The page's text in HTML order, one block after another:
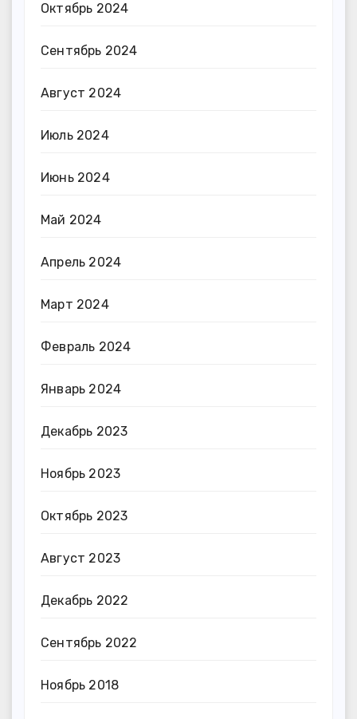
Октябрь 2024
Сентябрь 2024
Август 2024
Июль 2024
Июнь 2024
Май 2024
Апрель 2024
Март 2024
Февраль 2024
Январь 2024
Декабрь 2023
Ноябрь 2023
Октябрь 2023
Август 2023
Декабрь 2022
Сентябрь 2022
Ноябрь 2018